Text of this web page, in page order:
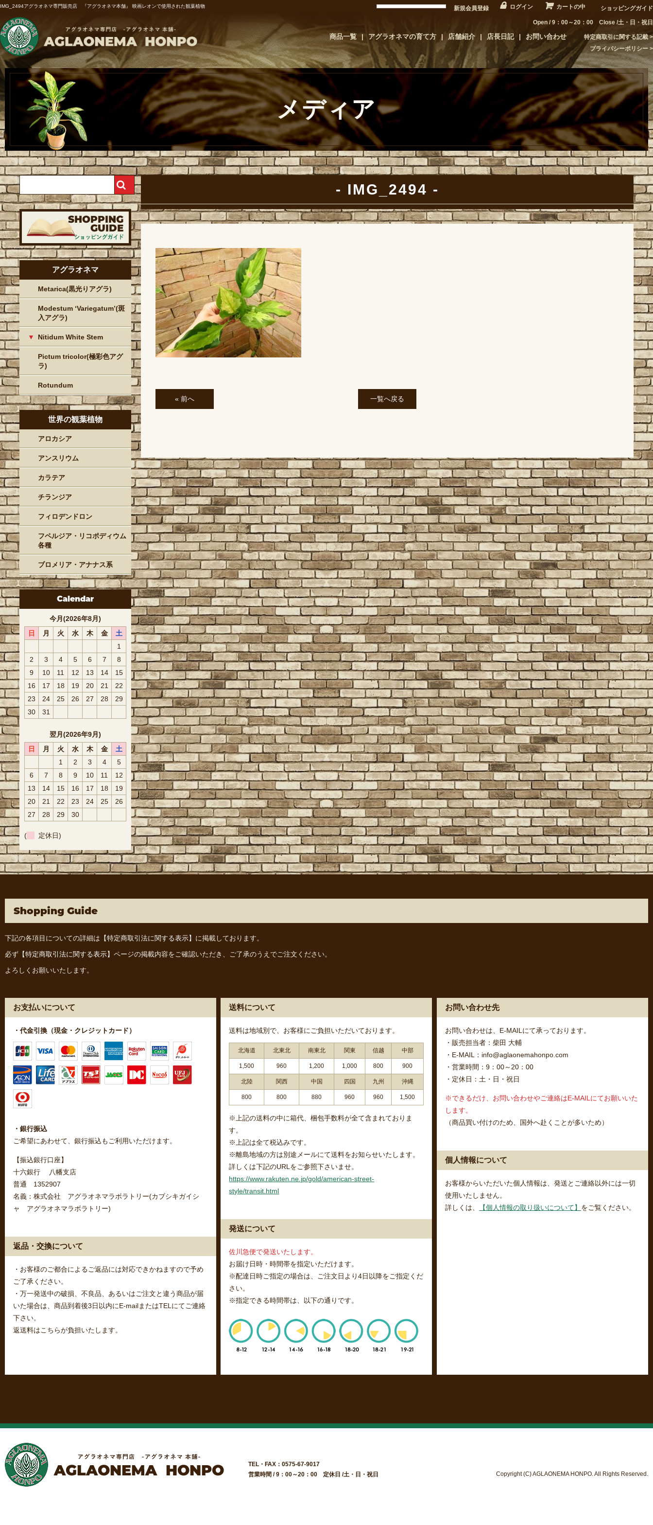
IMG_2494アグラオネマ専門販売店 『アグラオネマ本舗』 映画レオンで使用された観葉植物 新規会員登録 ログイン カートの中 ショッピングガイド
Open / 9：00～20：00 Close /土・日・祝日
商品一覧 アグラオネマの育て方 店舗紹介 店長日記 お問い合わせ
特定商取引に関する記載
プライバシーポリシー
メディア
IMG_2494
« 前へ 一覧へ戻る
アグラオネマ
Metarica(黒光りアグラ)
Modestum ‘Variegatum’(斑
入アグラ)
Nitidum White Stem
Pictum tricolor(極彩色アグ
ラ)
Rotundum
世界の観葉植物
アロカシア
アンスリウム
カラテア
チランジア
フィロデンドロン
フペルジア・リコポディウム
各種
ブロメリア・アナナス系
Calendar
今月(2026年8月)
日
月 火 水 木 金
土
1
2
3 4 5 6 7
8
9
10 11 12 13 14
15
16
17 18 19 20 21
22
23
24 25 26 27 28
29
30
31
翌月(2026年9月)
日
月 火 水 木 金
土
1
2 3 4
5
6
7 8 9 10 11
12
13
14 15 16 17 18
19
20
21 22 23 24 25
26
27
28 29 30
( 定休日)
Shopping Guide
下記の各項目についての詳細は 【特定商取引法に関する表示】 に掲載しております。
必ず 【特定商取引法に関する表示】 ページの掲載内容をご確認いただき、ご了承のうえでご注文ください。
よろしくお願いいたします。
お支払いについて
・代金引換（現金・クレジットカード）
・銀行振込
ご希望にあわせて、銀行振込もご利用いただけます。
【振込銀行口座】
十六銀行 八幡支店
普通 1352907
名義：株式会社 アグラオネマラボラトリー(カブシキガイシ
ャ アグラオネマラボラトリー)
返品・交換について
・お客様のご都合によるご返品には対応できかねますので予め
ご了承ください。
・万一発送中の破損、不良品、あるいはご注文と違う商品が届
いた場合は、商品到着後3日以内にE-mailまたはTELにてご連絡
下さい。
返送料はこちらが負担いたします。
送料について
送料は地域別で、お客様にご負担いただいております。
北海道 北東北 南東北 関東 信越 中部
1,500 960 1,200 1,000 800 900
北陸 関西 中国 四国 九州 沖縄
800 800 880 960 960 1,500
※上記の送料の中に箱代、梱包手数料が全て含まれておりま
す。
※上記は全て税込みです。
※離島地域の方は別途メールにて送料をお知らせいたします。
詳しくは下記のURLをご参照下さいませ。
https://www.rakuten.ne.jp/gold/american-street-
style/transit.html
発送について
佐川急便で発送いたします。
お届け日時・時間帯を指定いただけます。
※配達日時ご指定の場合は、ご注文日より4日以降をご指定くだ
さい。
※指定できる時間帯は、以下の通りです。
お問い合わせ先
お問い合わせは、E-MAILにて承っております。
・販売担当者：柴田 大輔
・E-MAIL：info@aglaonemahonpo.com
・営業時間：9：00～20：00
・定休日：土・日・祝日
※できるだけ、お問い合わせやご連絡はE-MAILにてお願いいた
します。
（商品買い付けのため、国外へ赴くことが多いため）
個人情報について
お客様からいただいた個人情報は、発送とご連絡以外には一切
使用いたしません。
詳しくは、
【個人情報の取り扱いについて】 をご覧ください。
TEL・FAX：0575-67-9017
営業時間 / 9：00～20：00 定休日 /土・日・祝日
Copyright (C) AGLAONEMA HONPO. All Rights Reserved.